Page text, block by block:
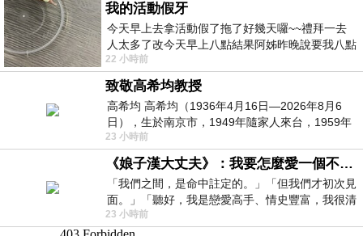
我的活動假牙
今天早上去拿活動假了拖了好幾天囉~~禮拜一去
人太多了改今天早上八點結果阿姊昨晚說要我八點
去西螺農會~回到莿桐都8點半多了
22 小時前
致敬高希均教授
高希均 高希均（1936年4月16日—2026年8月6
日），生於南京市，1949年隨家人來台，1959年
赴美深造並取得經濟發展博士學位。曾任
23 小時前
《娘子漢大丈夫》：我要怎麼愛一個不存在的人？
「我們之間，是命中註定的。」「但我們才初次見
面。」「聽好，我是戀愛高手、情史豐富，我很清
楚這種感覺，你我之間的那種感覺，現
23 小時前